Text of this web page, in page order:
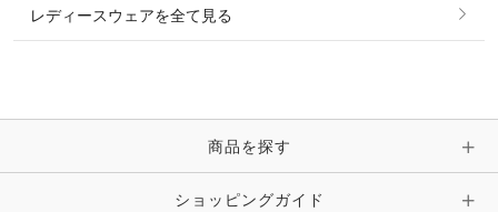
時計・財布・キーケース・革小物
キーホルダー・チャーム・ストラップ
ピン・ブローチ・コサージュ
その他 アクセサリー
レディースウェアを全て見る
商品を探す
ショッピングガイド